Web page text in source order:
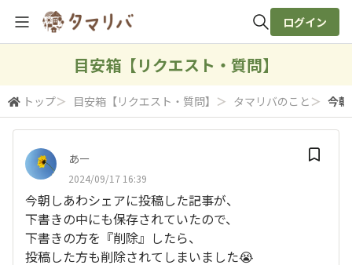
検索
ログイン
目安箱【リクエスト・質問】
トップ＞ 目安箱【リクエスト・質問】 ＞ タマリバのこと ＞ 今
あー
2024/09/17 16:39
今朝しあわシェアに投稿した記事が、
下書きの中にも保存されていたので、
下書きの方を『削除』したら、
投稿した方も削除されてしまいました😭